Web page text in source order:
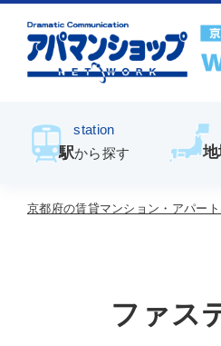
station
駅から探す
京都府の賃貸マンション・アパー
ファス